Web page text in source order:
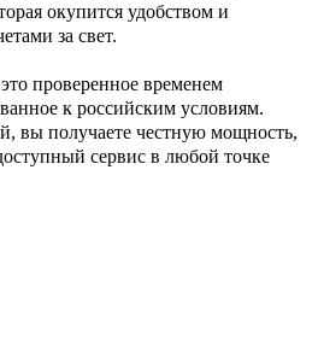
окупится удобством и
за свет.
проверенное временем
к российским условиям.
вы получаете честную мощность,
сервис в любой точке